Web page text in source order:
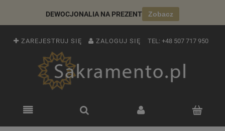
DEWOCJONALIA NA PREZENT Zobacz
ZAREJESTRUJ SIĘ ZALOGUJ SIĘ TEL: +48 507 717 950